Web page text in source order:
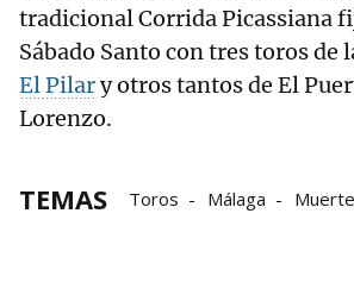
tradicional Corrida Picassiana
Sábado Santo con tres toros de
El Pilary otros tantos de El
Lorenzo.
TEMAS Toros Málaga Muerte